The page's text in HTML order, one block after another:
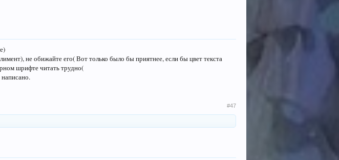
не обижайте его( Вот только было бы приятнее, если бы цвет текста
шрифте читать трудно(
#47